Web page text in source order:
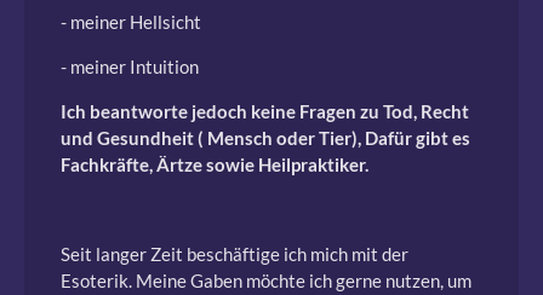
- meiner Hellsicht
- meiner Intuition
Ich beantworte jedoch keine Fragen zu Tod, Recht
und Gesundheit ( Mensch oder Tier), Dafür gibt es
Fachkräfte, Ärtze sowie Heilpraktiker.
Seit langer Zeit beschäftige ich mich mit der
Esoterik. Meine Gaben möchte ich gerne nutzen, um